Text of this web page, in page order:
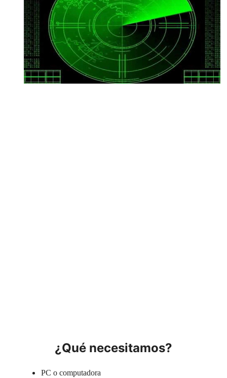
¿Qué necesitamos?
PC o computadora